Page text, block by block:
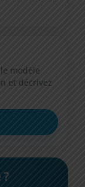
modèle
et décrivez